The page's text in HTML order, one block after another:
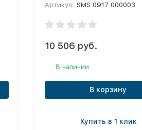
Артикул: SMS 0917 000003
10 506 руб.
В наличии
В корзину
Купить в 1 клик